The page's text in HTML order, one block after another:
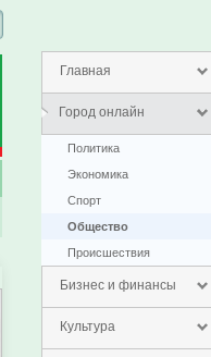
Главная
Город онлайн
Политика
Экономика
Спорт
Общество
Проиcшествия
Бизнес и финансы
Культура